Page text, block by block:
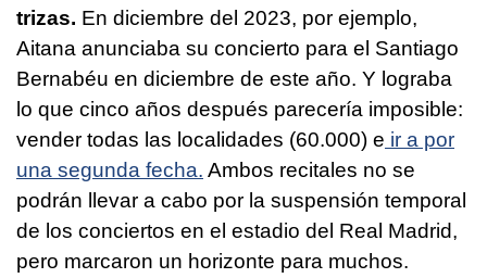
trizas. En diciembre del 2023, por ejemplo,
Aitana anunciaba su concierto para el Santiago
Bernabéu en diciembre de este año. Y lograba
lo que cinco años después parecería imposible:
vender todas las localidades (60.000) e ir a por
una segunda fecha. Ambos recitales no se
podrán llevar a cabo por la suspensión temporal
de los conciertos en el estadio del Real Madrid,
pero marcaron un horizonte para muchos.